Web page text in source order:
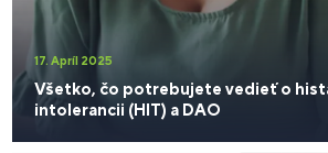
17. Apríl 2025
Všetko, čo potrebujete vedieť o
intolerancii (HIT) a DAO